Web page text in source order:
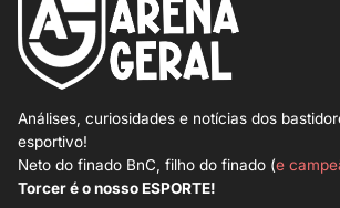
Análises, curiosidades e notícias dos
esportivo!
Neto do finado BnC, filho do finado (e
Torcer é o nosso ESPORTE!